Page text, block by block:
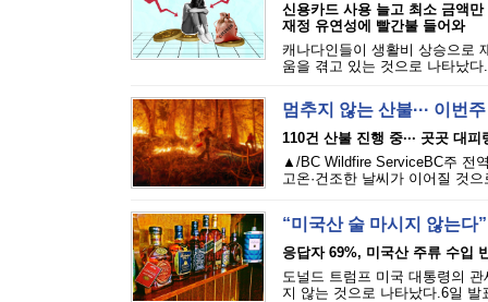
신용카드 사용 늘고 최소 금액만
재정 유연성에 빨간불 들어와
캐나다인들이 생활비 상승으로
움을 겪고 있는 것으로 나타났
멈추지 않는 산불··· 이번
110건 산불 진행 중··· 곳곳 대피
▲/BC Wildfire ServiceBC주 전
고온·건조한 날씨가 이어질 것
“미국산 술 마시지 않는다
응답자 69%, 미국산 주류 수입
도널드 트럼프 미국 대통령의
지 않는 것으로 나타났다.6일